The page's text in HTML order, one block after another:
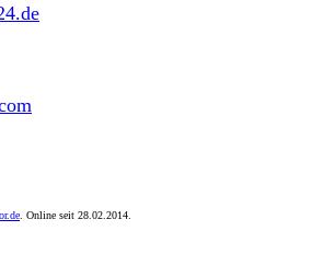
. Online seit 28.02.2014.